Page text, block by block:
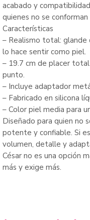
acabado y
quienes no se conforman
Características
– Realismo total: glande
lo hace sentir como piel.
– 19.7 cm de placer
punto.
– Incluye adaptador
– Fabricado en silicona
– Color piel media para
Diseñado para quien no
potente y confiable. Si
volumen, detalle y
César no es una opción
más y exige más.